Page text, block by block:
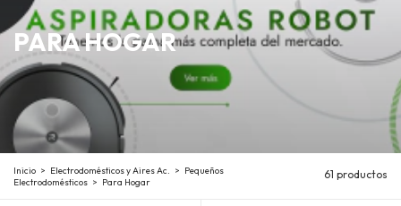
PARA HOGAR
Inicio > Electrodomésticos y Aires Ac. > Pequeños
Electrodomésticos > Para Hogar
61 productos